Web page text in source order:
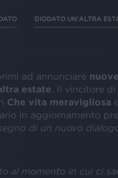
DIODATO UN'ALTRA
ad annunciare nuove
estate . Il vincitore di
Che vita meravigliosa
in aggiornamento
di un nuovo
al momento in cui ci